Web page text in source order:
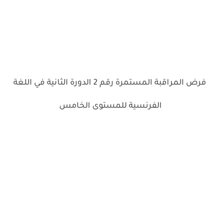
فرض المراقبة المستمرة رقم 2 الدورة الثانية في اللغة
الفرنسية للمستوى الخامس